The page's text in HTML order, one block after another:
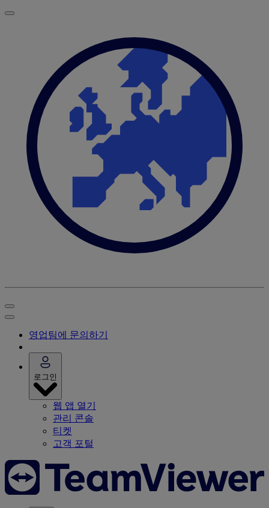
영업팀에 문의하기
로그인
웹 앱 열기
관리 콘솔
티켓
고객 포털